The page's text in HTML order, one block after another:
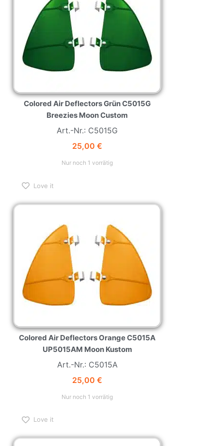
Colored Air Deflectors Grün C5015G
Breezies Moon Custom
Art.-Nr.: C5015G
25,00 €
Nur noch 1 vorrätig
Love it
Colored Air Deflectors Orange C5015A
UP5015AM Moon Kustom
Art.-Nr.: C5015A
25,00 €
Nur noch 1 vorrätig
Love it